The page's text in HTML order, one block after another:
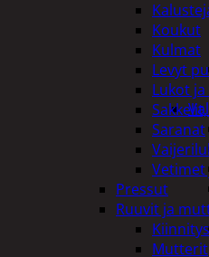
Koukut
Kulmat
Levyt
Lukot
Saranat
Vetimet
Pressut
Ruuvit ja
Mutterit